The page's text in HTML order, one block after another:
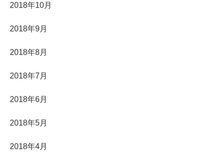
2018年10月
2018年9月
2018年8月
2018年7月
2018年6月
2018年5月
2018年4月